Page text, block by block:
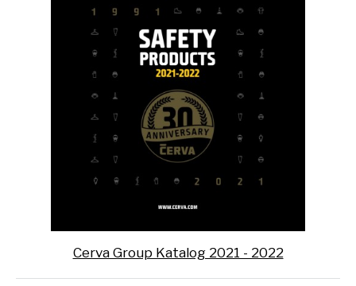
Cerva Group Katalog 2021 - 2022